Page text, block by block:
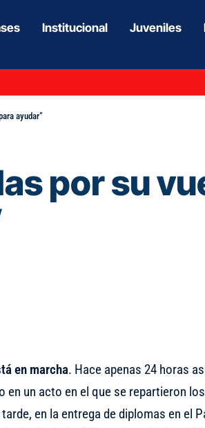
Institucional Juveniles
ayudar”
por su
en marcha. Hace apenas 24 horas
en un acto en el que se repartieron
en la entrega de diplomas en el